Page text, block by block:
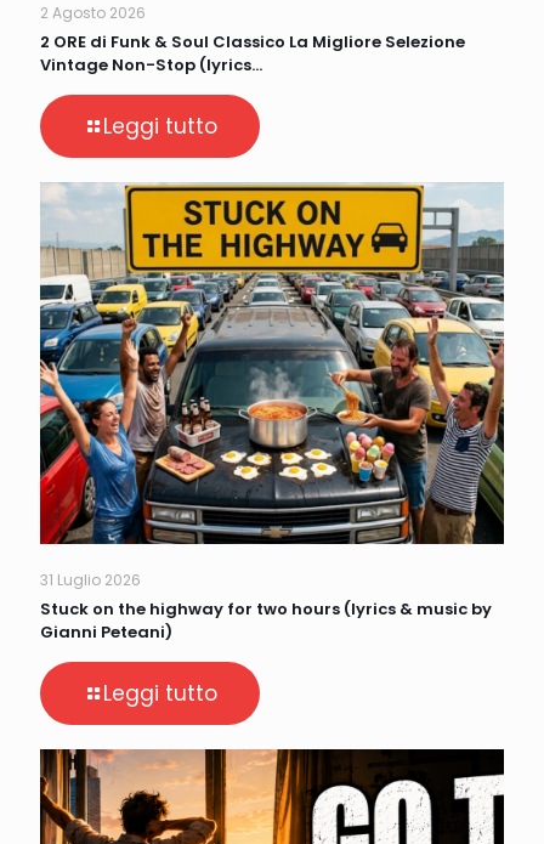
2 Agosto 2026
2 ORE di Funk & Soul Classico La Migliore Selezione
Vintage Non-Stop (lyrics…
Leggi tutto
31 Luglio 2026
Stuck on the highway for two hours (lyrics & music by
Gianni Peteani)
Leggi tutto